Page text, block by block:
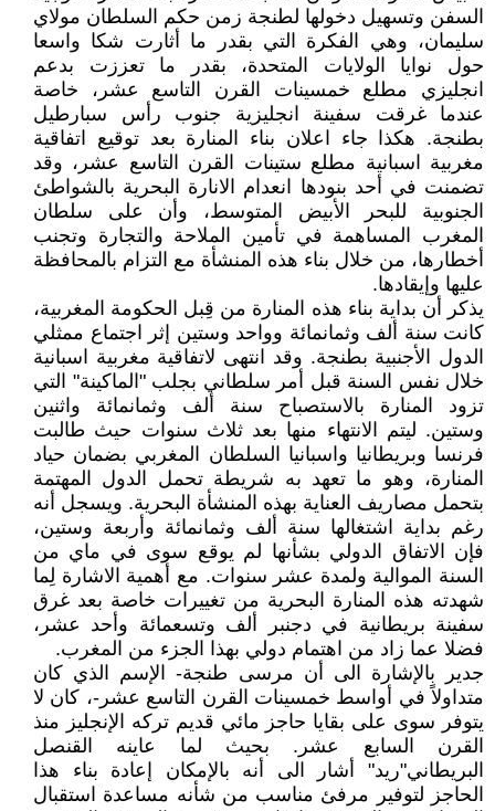
السفن وتسهيل دخولها لطنجة زمن حكم السلطان مولاي
سليمان، وهي الفكرة التي بقدر ما أثارت شكا واسعا
حول نوايا الولايات المتحدة، بقدر ما تعززت بدعم
انجليزي مطلع خمسينات القرن التاسع عشر، خاصة
عندما غرقت سفينة انجليزية جنوب رأس سبارطيل
بطنجة. هكذا جاء اعلان بناء المنارة بعد توقيع اتفاقية
مغربية اسبانية مطلع ستينات القرن التاسع عشر، وقد
تضمنت في أحد بنودها انعدام الانارة البحرية بالشواطئ
الجنوبية للبحر الأبيض المتوسط، وأن على سلطان
المغرب المساهمة في تأمين الملاحة والتجارة وتجنب
أخطارها، من خلال بناء هذه المنشأة مع التزام بالمحافظة
عليها وإيقادها.
يذكر أن بداية بناء هذه المنارة من قِبل الحكومة المغربية،
كانت سنة ألف وثمانمائة وواحد وستين إثر اجتماع ممثلي
الدول الأجنبية بطنجة. وقد انتهى لاتفاقية مغربية اسبانية
خلال نفس السنة قبل أمر سلطاني بجلب "الماكينة" التي
تزود المنارة بالاستصباح سنة ألف وثمانمائة واثنين
وستين. ليتم الانتهاء منها بعد ثلاث سنوات حيث طالبت
فرنسا وبريطانيا واسبانيا السلطان المغربي بضمان حياد
المنارة، وهو ما تعهد به شريطة تحمل الدول المهتمة
بتحمل مصاريف العناية بهذه المنشأة البحرية. ويسجل أنه
رغم بداية اشتغالها سنة ألف وثمانمائة وأربعة وستين،
فإن الاتفاق الدولي بشأنها لم يوقع سوى في ماي من
السنة الموالية ولمدة عشر سنوات. مع أهمية الاشارة لِما
شهدته هذه المنارة البحرية من تغييرات خاصة بعد غرق
سفينة بريطانية في دجنبر ألف وتسعمائة وأحد عشر،
فضلا عما زاد من اهتمام دولي بهذا الجزء من المغرب.
جدير بالإشارة الى أن مرسى طنجة- الإسم الذي كان
متداولاً في أواسط خمسينات القرن التاسع عشر-، كان لا
يتوفر سوى على بقايا حاجز مائي قديم تركه الإنجليز منذ
القرن السابع عشر. بحيث لما عاينه القنصل
البريطاني"ريد" أشار الى أنه بالإمكان إعادة بناء هذا
الحاجز لتوفير مرفئ مناسب من شأنه مساعدة استقبال